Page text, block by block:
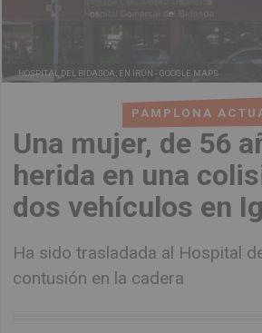
PAMPLONA
Una mujer, de 56
herida en una
dos vehículos en
Ha sido trasladada al Hospital
contusión en la cadera
HOSPITAL DEL BIDASOA, EN IRÚN -GOOGLE MAPS